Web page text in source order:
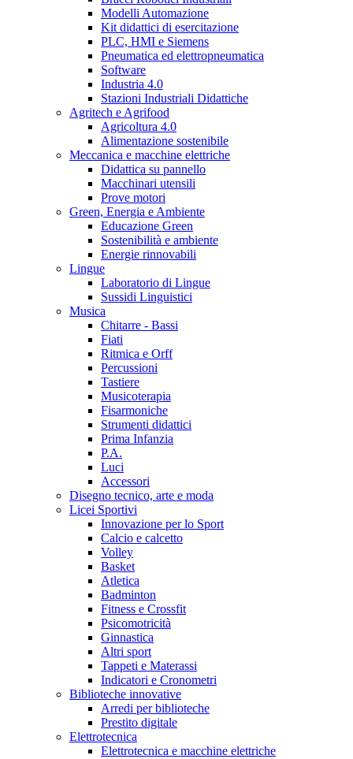
Modelli Automazione
Kit didattici di esercitazione
PLC, HMI e Siemens
Pneumatica ed elettropneumatica
Software
Industria 4.0
Stazioni Industriali Didattiche
Agritech e Agrifood
Agricoltura 4.0
Alimentazione sostenibile
Meccanica e macchine elettriche
Didattica su pannello
Macchinari utensili
Prove motori
Green, Energia e Ambiente
Educazione Green
Sostenibilità e ambiente
Energie rinnovabili
Lingue
Laboratorio di Lingue
Sussidi Linguistici
Musica
Chitarre - Bassi
Fiati
Ritmica e Orff
Percussioni
Tastiere
Musicoterapia
Fisarmoniche
Strumenti didattici
Prima Infanzia
P.A.
Luci
Accessori
Disegno tecnico, arte e moda
Licei Sportivi
Innovazione per lo Sport
Calcio e calcetto
Volley
Basket
Atletica
Badminton
Fitness e Crossfit
Psicomotricità
Ginnastica
Altri sport
Tappeti e Materassi
Indicatori e Cronometri
Biblioteche innovative
Arredi per biblioteche
Prestito digitale
Elettrotecnica
Elettrotecnica e macchine elettriche